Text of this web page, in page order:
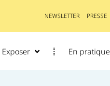
NEWSLETTER PRESSE
Exposer En pratique